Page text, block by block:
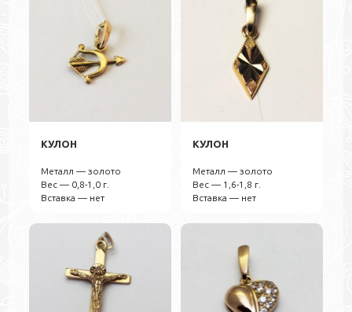
КУЛОН
Металл — золото
Вес — 0,8-1,0 г.
Вставка — нет
КУЛОН
Металл — золото
Вес — 1,6-1,8 г.
Вставка — нет